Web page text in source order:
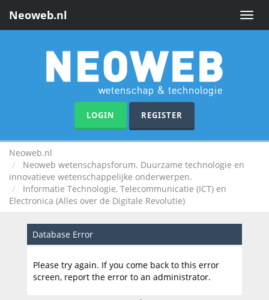
Toggle
Neoweb.nl
LOGIN REGISTER
Neoweb.nl
Neoweb wetenschapsforum. Duurzame technologie en
innovatieve wetenschappelijke onderwerpen.
Informatie Technologie, Telecommunicatie (ICT) en
Electronica (Alles over de Digitale Revolutie)
Database Error
Please try again. If you come back to this error
screen, report the error to an administrator.